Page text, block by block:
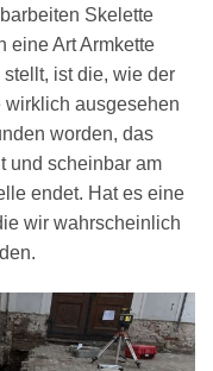
Skelette
eine Art Armkette
ist die, wie der
ausgesehen
worden, das
und scheinbar am
endet. Hat es eine
wir wahrscheinlich